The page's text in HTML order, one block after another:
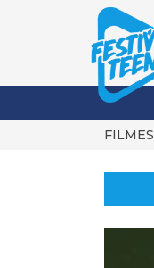
FILMES